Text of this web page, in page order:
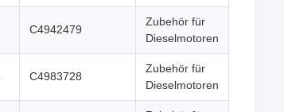
C4942479
Zubehör für
Dieselmotoren
C4983728
Zubehör für
Dieselmotoren